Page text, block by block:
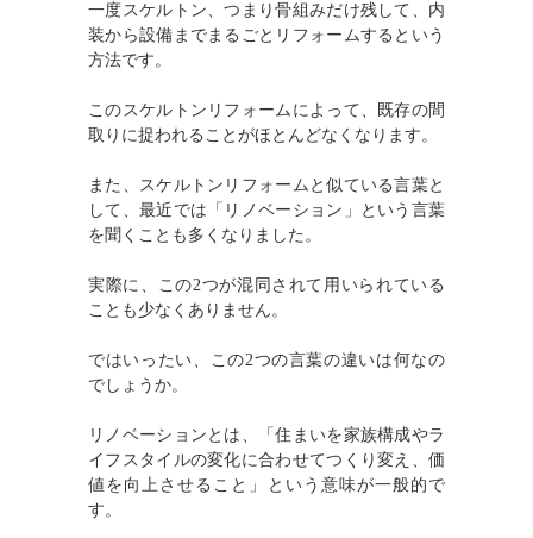
一度スケルトン、つまり骨組みだけ残して、内
装から設備までまるごとリフォームするという
方法です。
このスケルトンリフォームによって、既存の間
取りに捉われることがほとんどなくなります。
また、スケルトンリフォームと似ている言葉と
して、最近では「リノベーション」という言葉
を聞くことも多くなりました。
実際に、この2つが混同されて用いられている
ことも少なくありません。
ではいったい、この2つの言葉の違いは何なの
でしょうか。
リノベーションとは、「住まいを家族構成やラ
イフスタイルの変化に合わせてつくり変え、価
値を向上させること」という意味が一般的で
す。